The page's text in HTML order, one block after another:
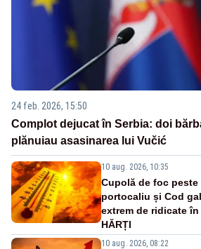
24 feb. 2026, 15:50
Complot dejucat în Serbia: doi
plănuiau asasinarea lui Vučić
10 aug. 2026, 10:35
Cupolă de foc peste
portocaliu și Cod
extrem de ridicate
HĂRȚI
10 aug. 2026, 08:22